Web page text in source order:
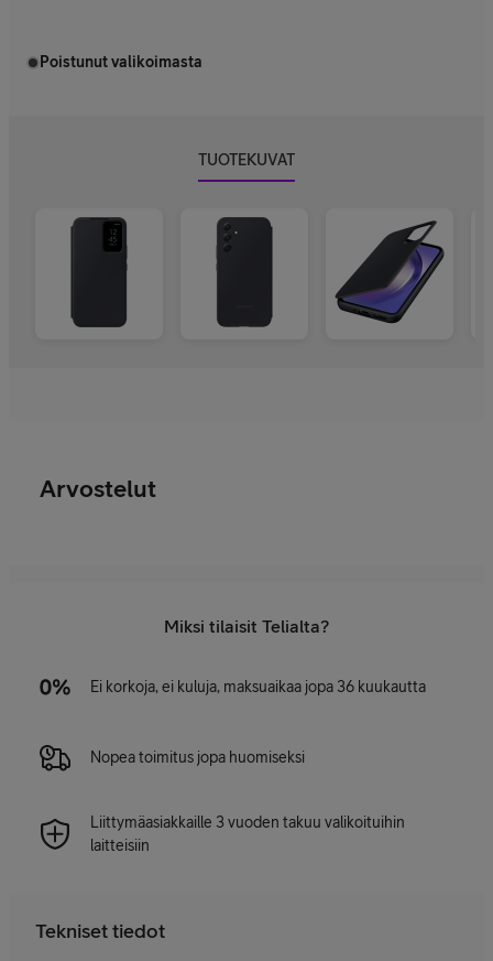
Poistunut valikoimasta
TUOTEKUVAT
Arvostelut
Miksi tilaisit Telialta?
Ei korkoja, ei kuluja, maksuaikaa jopa 36 kuukautta
Nopea toimitus jopa huomiseksi
Liittymäasiakkaille 3 vuoden takuu valikoituihin
laitteisiin
Tekniset tiedot